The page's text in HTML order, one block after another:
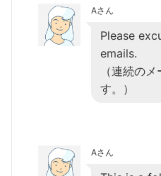
Aさん
Please
emails.
（連続の
す。）
Aさん